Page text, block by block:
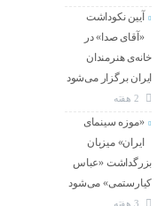
آیین نکوداشت
«آقای صدا» در
خانه‌ی هنرمندان
ایران برگزار می‌شود
«موزه سینمای
ایران» میزبان
بزرگداشت «عباس
کیارستمی» می‌شود